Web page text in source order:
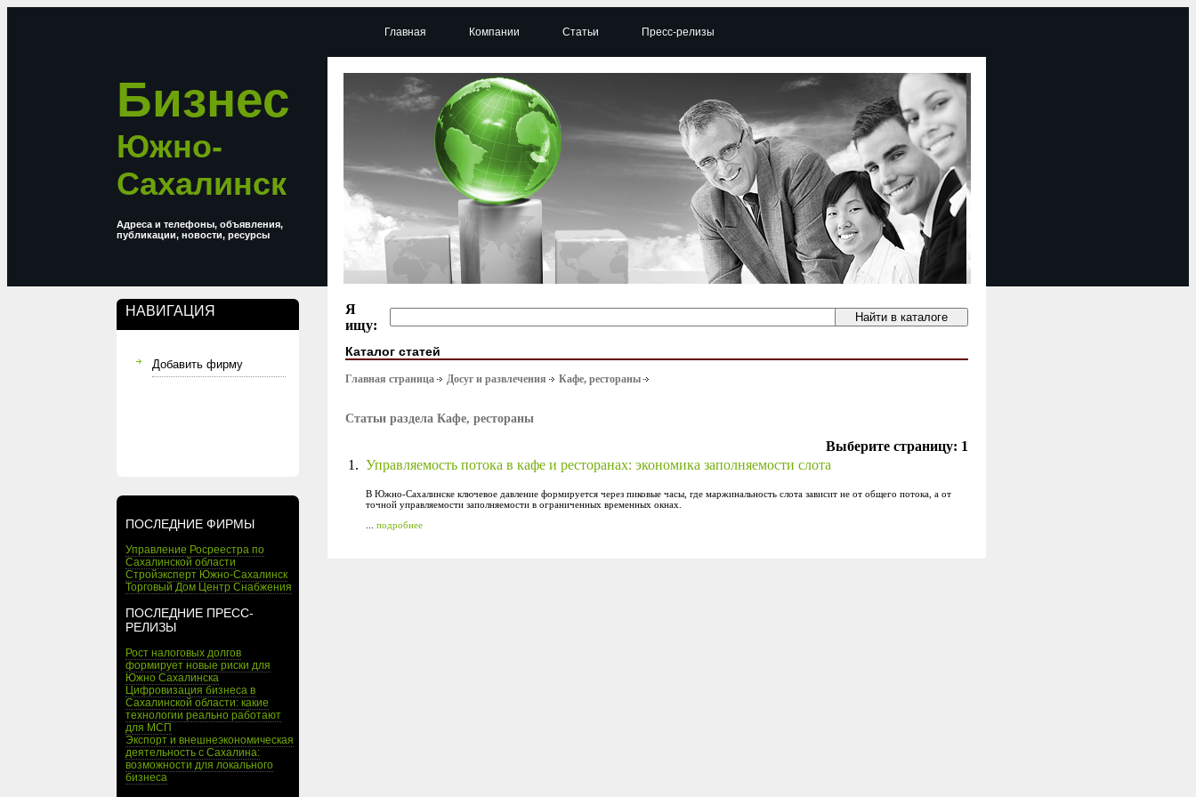
Бизнес
Южно-
Сахалинск
Адреса и телефоны, объявления,
публикации, новости, ресурсы
НАВИГАЦИЯ
Добавить фирму
ПОСЛЕДНИЕ ФИРМЫ
Управление Росреестра по
Сахалинской области
Стройэксперт Южно-Сахалинск
Торговый Дом Центр Снабжения
ПОСЛЕДНИЕ ПРЕСС-
РЕЛИЗЫ
Рост налоговых долгов
формирует новые риски для
Южно Сахалинска
Цифровизация бизнеса в
Сахалинской области: какие
технологии реально работают
для МСП
Экспорт и внешнеэкономическая
деятельность с Сахалина:
возможности для локального
бизнеса
Главная Компании Статьи Пресс-релизы
Я
ищу:
Каталог статей
Главная страница Досуг и развлечения Кафе, рестораны
Статьи раздела Кафе, рестораны
Выберите страницу: 1
1. Управляемость потока в кафе и ресторанах: экономика заполняемости слота
В Южно-Сахалинске ключевое давление формируется через пиковые часы, где маржинальность слота зависит не от общего потока, а от
точной управляемости заполняемости в ограниченных временных окнах.
подробнее